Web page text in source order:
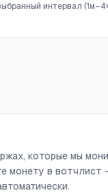
интервал
которые мы
монету в